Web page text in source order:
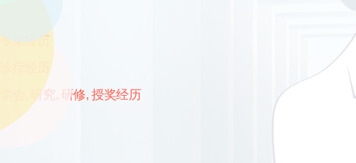
专家经历
学会, 研究, 研修, 授奖经历